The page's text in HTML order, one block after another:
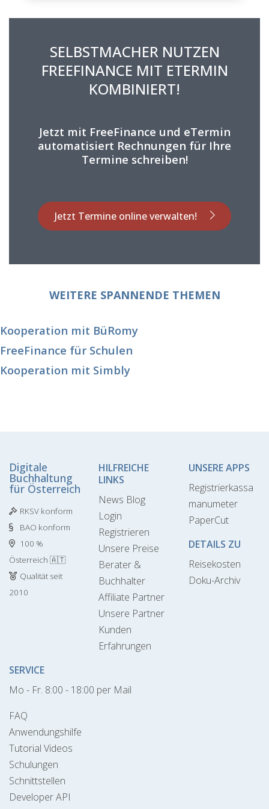
SELBSTMACHER NUTZEN
FREEFINANCE MIT ETERMIN
KOMBINIERT!
Jetzt mit FreeFinance und eTermin
automatisiert Rechnungen für Ihre
Termine schreiben!
Jetzt Termine online verwalten!
WEITERE SPANNENDE THEMEN
Kooperation mit BüRomy
FreeFinance für Schulen
Kooperation mit Simbly
Digitale
Buchhaltung
für Österreich
RKSV konform
BAO konform
100 %
Österreich 🇦🇹
Qualität seit
2010
HILFREICHE
LINKS
News Blog
Login
Registrieren
Unsere Preise
Berater &
Buchhalter
Affiliate Partner
Unsere Partner
Kunden
Erfahrungen
UNSERE APPS
Registrierkassa
manumeter
PaperCut
DETAILS ZU
Reisekosten
Doku-Archiv
SERVICE
Mo - Fr. 8:00 - 18:00 per Mail
FAQ
Anwendungshilfe
Tutorial Videos
Schulungen
Schnittstellen
Developer API